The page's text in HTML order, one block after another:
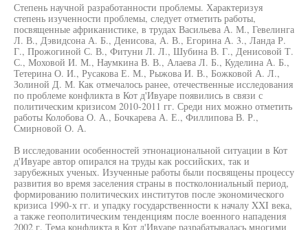
Степень научной разработанности проблемы. Характеризуя
степень изученности проблемы, следует отметить работы,
посвященные африканистике, в трудах Васильева А. М., Гевелинга
Л. В., Дэвидсона А. Б., Денисова, А. В., Егорина А. 3., Ланда Р.
Г., Прожогиной С. В., Фитуни Л. Л., Шубина В. Г., Денисовой Т.
С., Моховой И. М., Наумкина В. В., Алаева Л. Б., Куделина А. Б.,
Тетерина О. И., Русакова Е. М., Рыжова И. В., Божковой А. Л.,
Золиной Д. М. Как отмечалось ранее, отечественные исследования
по проблеме конфликта в Кот д'Ивуаре появились в связи с
политическим кризисом 2010-2011 гг. Среди них можно отметить
работы Колобова О. А., Бочкарева А. Е., Филлипова В. Р.,
Смирновой О. А.
В исследовании особенностей этнонациональной ситуации в Кот
д'Ивуаре автор опирался на труды как российских, так и
зарубежных ученых. Изученные работы были посвящены процессу
развития во время заселения страны в постколониальный период,
формированию политических институтов после экономического
кризиса 1990-х гг. и упадку государственности к началу XXI века,
а также геополитическим тенденциям после военного нападения
2002 г. Тема конфликта в Кот д'Ивуаре разрабатывалась многими